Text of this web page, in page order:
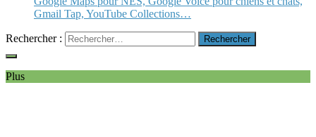
Gmail Tap, YouTube Collections…
Rechercher :
Plus